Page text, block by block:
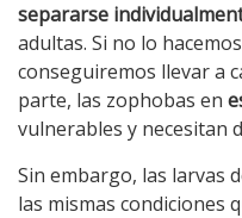
separarse
adultas. Si no lo
conseguiremos llevar a
parte, las zophobas en
vulnerables y necesitan
Sin embargo, las larvas
las mismas condiciones